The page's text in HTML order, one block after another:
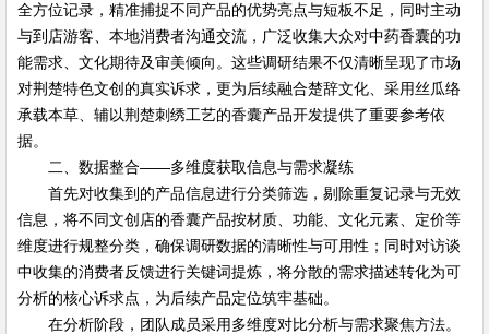
全方位记录，精准捕捉不同产品的优势亮点与短板不足，同时主动
与到店游客、本地消费者沟通交流，广泛收集大众对中药香囊的功
能需求、文化期待及审美倾向。这些调研结果不仅清晰呈现了市场
对荆楚特色文创的真实诉求，更为后续融合楚辞文化、采用丝瓜络
承载本草、辅以荆楚刺绣工艺的香囊产品开发提供了重要参考依
据。
二、数据整合——多维度获取信息与需求凝练
首先对收集到的产品信息进行分类筛选，剔除重复记录与无效
信息，将不同文创店的香囊产品按材质、功能、文化元素、定价等
维度进行规整分类，确保调研数据的清晰性与可用性；同时对访谈
中收集的消费者反馈进行关键词提炼，将分散的需求描述转化为可
分析的核心诉求点，为后续产品定位筑牢基础。
在分析阶段，团队成员采用多维度对比分析与需求聚焦方法。